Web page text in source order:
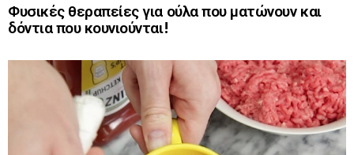
Φυσικές θεραπείες για ούλα που ματώνουν και
δόντια που κουνιούνται!